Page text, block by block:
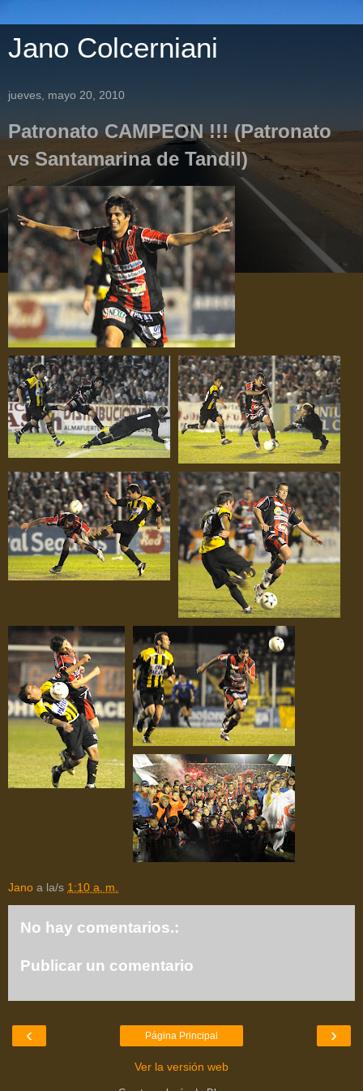
Jano Colcerniani
jueves, mayo 20, 2010
Patronato CAMPEON !!! (Patronato
vs Santamarina de Tandil)
Jano a la/s 1:10 a. m.
No hay comentarios.:
Publicar un comentario
‹ ›
Página Principal
Ver la versión web